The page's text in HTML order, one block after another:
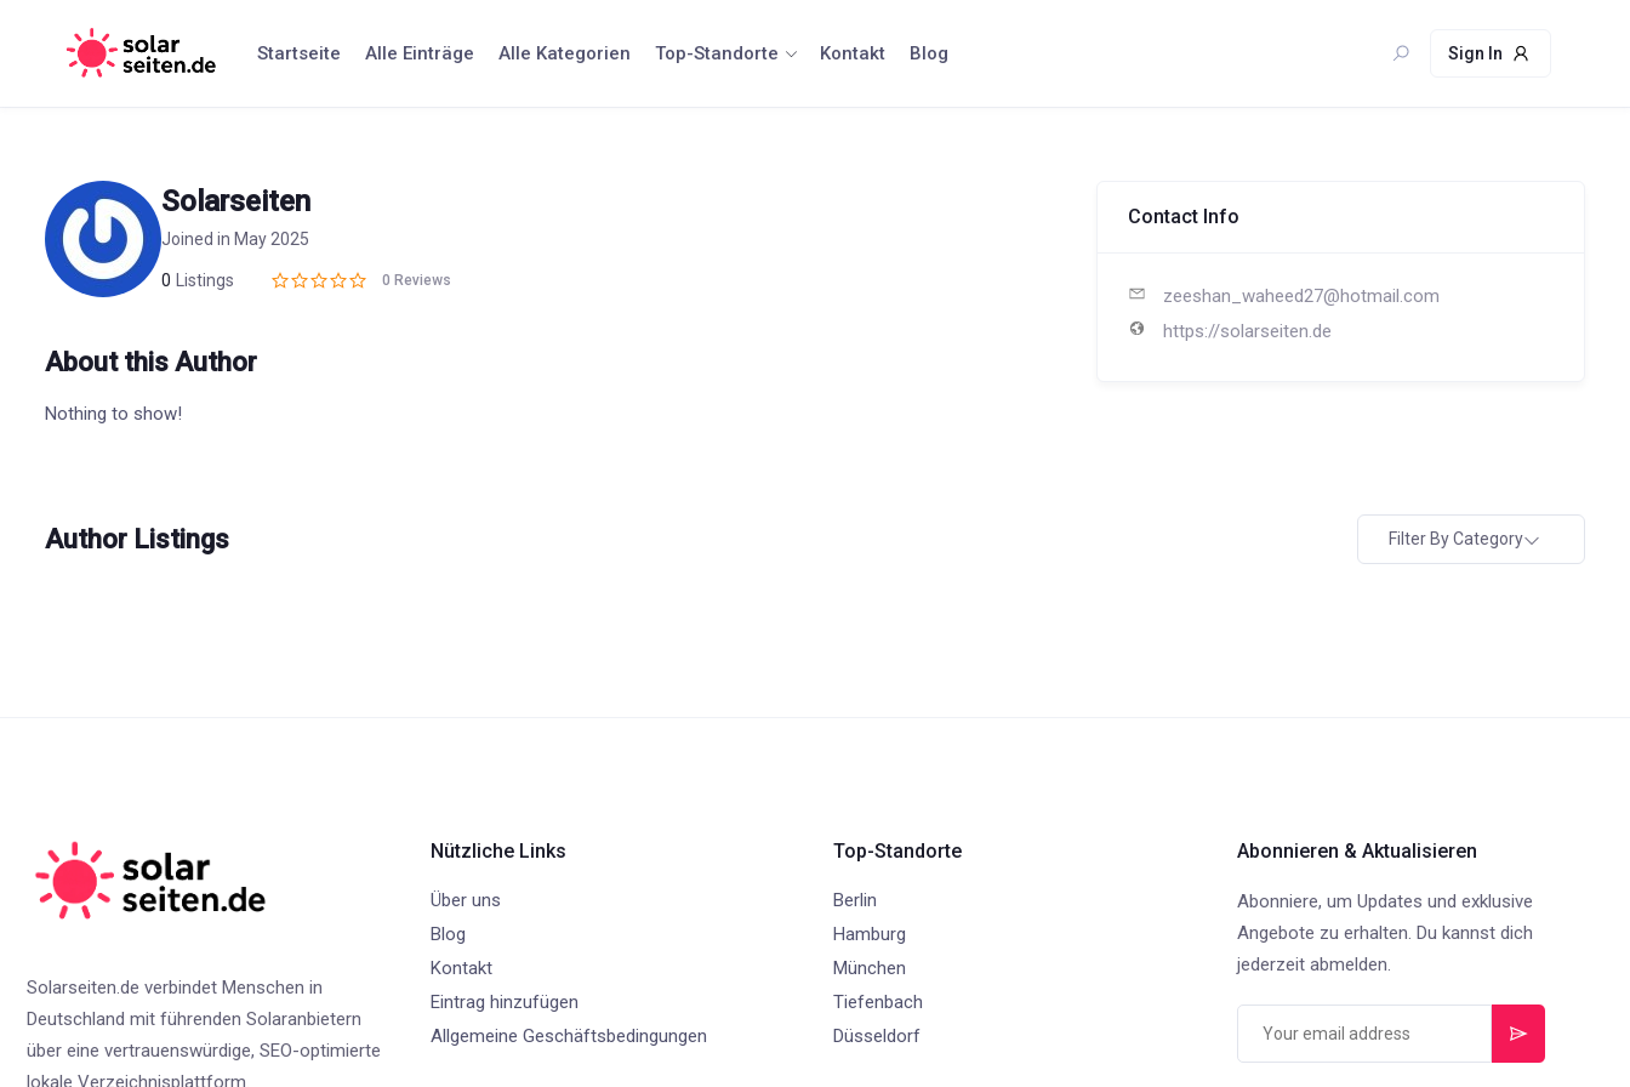
Startseite Alle Einträge Alle Kategorien Top-Standorte Kontakt Blog Sign In
Solarseiten
Joined in May 2025
0 Listings 0 Reviews
About this Author
Nothing to show!
Contact Info
zeeshan_waheed27@hotmail.com
https://solarseiten.de
Author Listings Filter By Category
Solarseiten.de verbindet Menschen in
Deutschland mit führenden Solaranbietern
über eine vertrauenswürdige, SEO-optimierte
lokale Verzeichnisplattform.
Nützliche Links
Über uns
Blog
Kontakt
Eintrag hinzufügen
Allgemeine Geschäftsbedingungen
Top-Standorte
Berlin
Hamburg
München
Tiefenbach
Düsseldorf
Abonnieren & Aktualisieren
Abonniere, um Updates und exklusive
Angebote zu erhalten. Du kannst dich
jederzeit abmelden.